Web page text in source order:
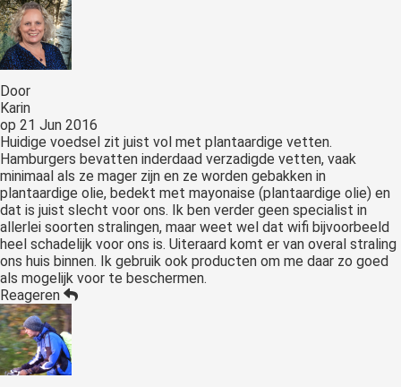
Door
Karin
op 21 Jun 2016
Huidige voedsel zit juist vol met plantaardige vetten.
Hamburgers bevatten inderdaad verzadigde vetten, vaak
minimaal als ze mager zijn en ze worden gebakken in
plantaardige olie, bedekt met mayonaise (plantaardige olie) en
dat is juist slecht voor ons. Ik ben verder geen specialist in
allerlei soorten stralingen, maar weet wel dat wifi bijvoorbeeld
heel schadelijk voor ons is. Uiteraard komt er van overal straling
ons huis binnen. Ik gebruik ook producten om me daar zo goed
als mogelijk voor te beschermen.
Reageren